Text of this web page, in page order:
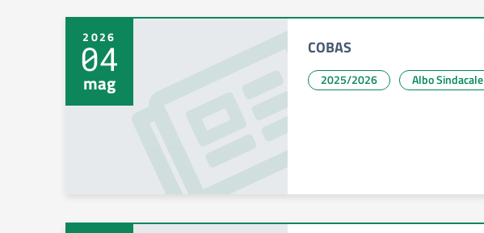
2026
04
mag
COBAS
2025/2026 Albo Sindacale